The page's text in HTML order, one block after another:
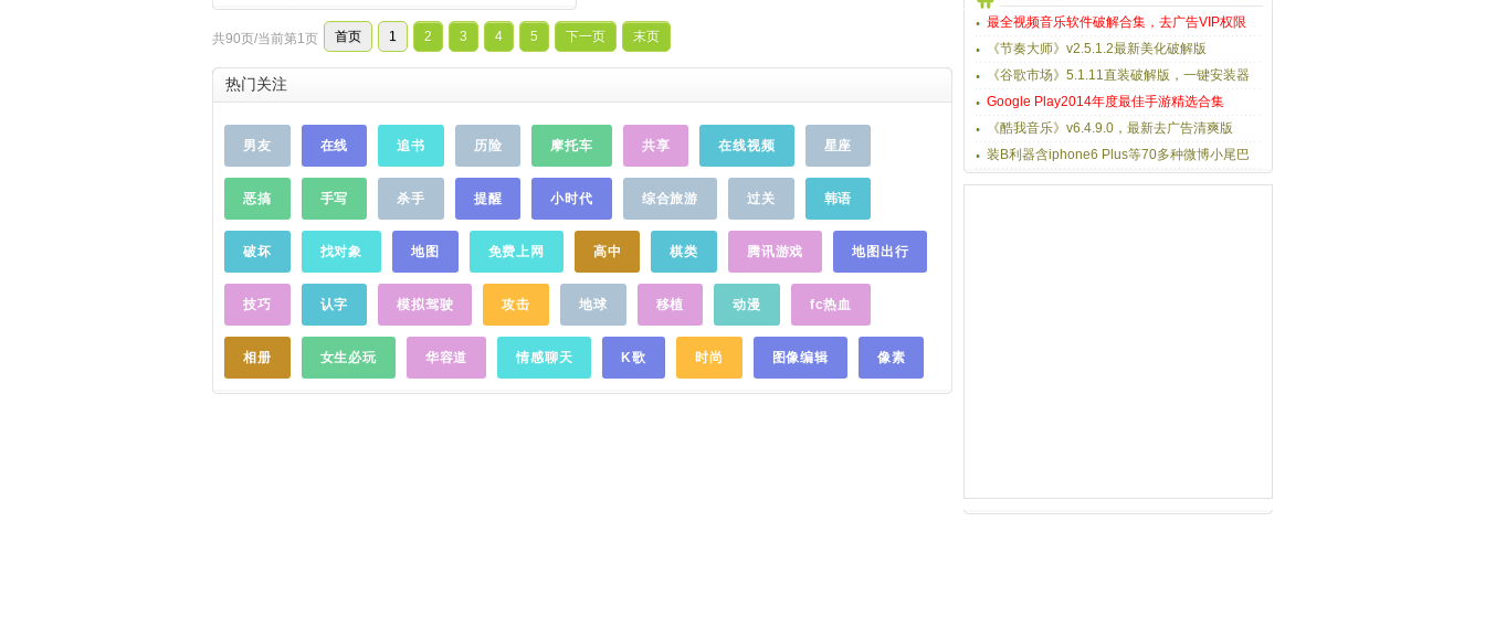
号：meituxiuxiu微信客服号：2962297160
微博官方帐号：@美图秀秀用户反馈地址：
support@meitu.com用户反馈QQ群：
频与你一起度过美好的2017！【意见反馈】
讯视频安卓交流群QQ：128082641腾讯视
频VIP反馈群QQ：308248347
……
人公会组织，随时查看聊天消息】轻松找到
同事同学，加入他们的娱乐组织！公会消息
云同步，公会消息随时随地翻看超便捷的公
友分享你的状态支持文字、图片等类型广播
轻松同步分享到新浪微博【结交新朋友】附
近：从附近出发，结交天下好友找朋友：搜
寻那个与你有缘的人快来调戏偶们萌 萌哒美
美哒的客服妹纸吧！米聊群：3186885 QQ
群：484076852……
子玩转游戏世界，携手菜鸟少女升级打怪；
《推手》：贾乃亮王鸥上演地产界的霸道总
裁式甜蜜爱情；《风再起时》：陆毅袁泉一
起为改革开放添砖加瓦；《林子大了》：相
声界爆笑来袭，走你；《若是如此》：艾伦
张小斐笑料密集不断，让你开心到模糊；
《奈何BOSS要娶我》："凌木夫妇"持续撒
房对话灯灵；【搜狐视频，正在热播】搜狐
出品必精品：重明卫：大明机密、无心法
师、法医秦明、罪案心理小组X；狐小狐强推
综艺：我的同事是明星、综艺饭、抱走吧！
爱豆、周六夜现场；视频搞笑自媒体：一刻
容，总有一款适合你。 ……
共90页/当前第1页 首页 1 2 3 4 5 下一页 末页
热门关注
男友 在线 追书 历险 摩托车 共享 在线视频 星座
恶搞 手写 杀手 提醒 小时代 综合旅游 过关 韩语
破坏 找对象 地图 免费上网 高中 棋类 腾讯游戏 地图出行
技巧 认字 模拟驾驶 攻击 地球 移植 动漫 fc热血
相册 女生必玩 华容道 情感聊天 K歌 时尚 图像编辑 像素
最全视频音乐软件破解合集，去广告VIP权限
《节奏大师》v2.5.1.2最新美化破解版
《谷歌市场》5.1.11直装破解版，一键安装器
Google Play2014年度最佳手游精选合集
《酷我音乐》v6.4.9.0，最新去广告清爽版
装B利器含iphone6 Plus等70多种微博小尾巴